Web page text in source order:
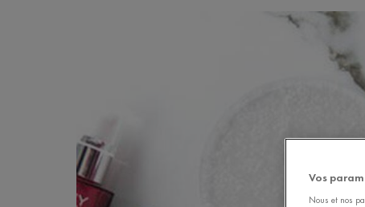
Vos
Nous et nos